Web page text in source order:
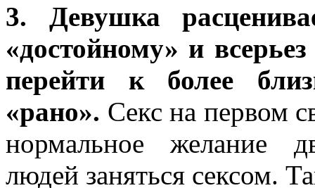
3. Девушка
«достойному» и
перейти к более
«рано». Секс на первом
нормальное желание
людей заняться сексом.